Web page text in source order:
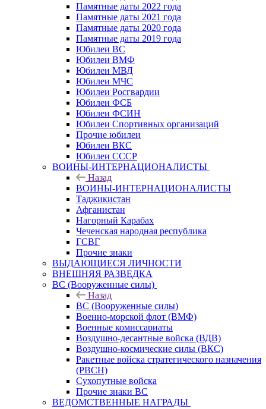
Памятные даты 2022 года
Памятные даты 2021 года
Памятные даты 2020 года
Памятные даты 2019 года
Юбилеи ВС
Юбилеи ВМФ
Юбилеи МВД
Юбилеи МЧС
Юбилеи Росгвардии
Юбилеи ФСБ
Юбилеи ФСИН
Юбилеи Спортивных организаций
Прочие юбилеи
Юбилеи ВКС
Юбилеи СССР
ВОИНЫ-ИНТЕРНАЦИОНАЛИСТЫ
Назад
ВОИНЫ-ИНТЕРНАЦИОНАЛИСТЫ
Таджикистан
Афганистан
Нагорный Карабах
Чеченская народная республика
ГСВГ
Прочие знаки
ВЫДАЮЩИЕСЯ ЛИЧНОСТИ
ВНЕШНЯЯ РАЗВЕДКА
ВС (Вооруженные силы)
Назад
ВС (Вооруженные силы)
Военно-морской флот (ВМФ)
Военные комиссариаты
Воздушно-десантные войска (ВДВ)
Воздушно-космические силы (ВКС)
Ракетные войска стратегического назначения
(РВСН)
Сухопутные войска
Прочие знаки ВС
ВЕДОМСТВЕННЫЕ НАГРАДЫ